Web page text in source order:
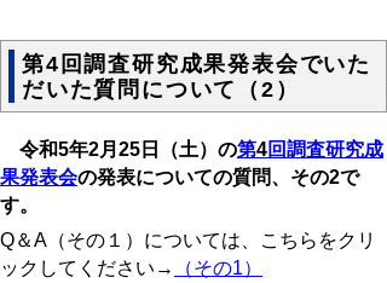
第4回調査研究成果発表会でいた
だいた質問について（2）
令和5年2月 25 日（土）の第4回調査研究成
果発表会の発表についての質問、その2で
す。
Q＆A（その１）については、こちらをクリ
ックしてください→
（その1）